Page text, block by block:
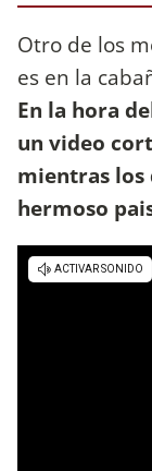
Otro de los
es en la
En la hora
un video
mientras los
hermoso